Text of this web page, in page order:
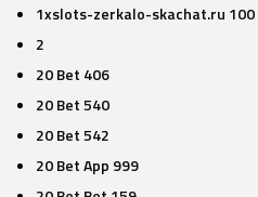
1xslots-zerkalo-skachat.ru 100
2
20 Bet 406
20 Bet 540
20 Bet 542
20 Bet App 999